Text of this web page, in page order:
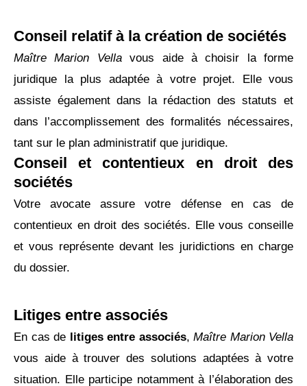
Conseil relatif à la création de sociétés
Maître Marion Vellavous aide à choisir la forme
juridique la plus adaptée à votre projet. Elle vous
assiste également dans la rédaction des statuts et
dans l’accomplissement des formalités nécessaires,
tant sur le plan administratif que juridique.
Conseil et contentieux en droit des
sociétés
Votre avocate assure votre défense en cas de
contentieux en droit des sociétés. Elle vous conseille
et vous représente devant les juridictions en charge
du dossier.
Litiges entre associés
En cas de litiges entre associés, Maître Marion Vella
vous aide à trouver des solutions adaptées à votre
situation. Elle participe notamment à l’élaboration des